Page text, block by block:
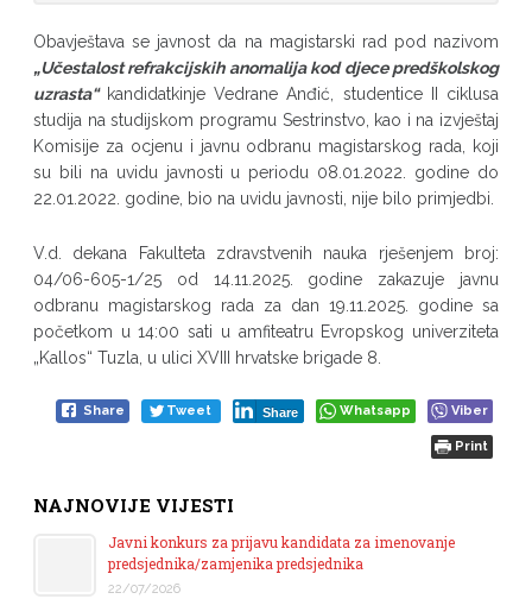
Obavještava se javnost da na magistarski rad pod nazivom
„Učestalost refrakcijskih anomalija kod djece predškolskog
uzrasta“kandidatkinje Vedrane Anđić, studentice II ciklusa
studija na studijskom programu Sestrinstvo, kao i na izvještaj
Komisije za ocjenu i javnu odbranu magistarskog rada, koji
su bili na uvidu javnosti u periodu 08.01.2022. godine do
22.01.2022. godine, bio na uvidu javnosti, nije bilo primjedbi.
V.d. dekana Fakulteta zdravstvenih nauka rješenjem broj:
04/06-605-1/25 od 14.11.2025. godine zakazuje javnu
odbranu magistarskog rada za dan 19.11.2025. godine sa
početkom u 14:00 sati u amfiteatru Evropskog univerziteta
„Kallos“ Tuzla, u ulici XVIII hrvatske brigade 8.
Share Tweet Share Whatsapp Viber
Print
NAJNOVIJE VIJESTI
Javni konkurs za prijavu kandidata za imenovanje
predsjednika/zamjenika predsjednika
22/07/2026